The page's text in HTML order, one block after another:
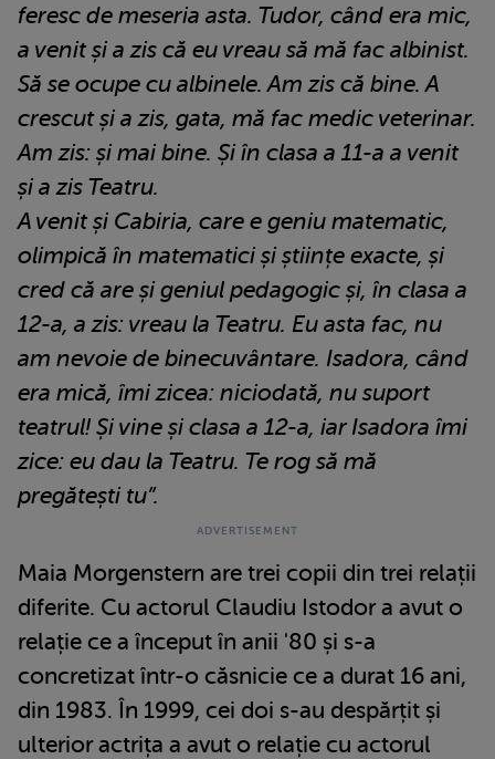
feresc de meseria asta. Tudor, când era mic,
a venit și a zis că eu vreau să mă fac albinist.
Să se ocupe cu albinele. Am zis că bine. A
crescut și a zis, gata, mă fac medic veterinar.
Am zis: și mai bine. Și în clasa a 11-a a venit
și a zis Teatru.
A venit și Cabiria, care e geniu matematic,
olimpică în matematici și științe exacte, și
cred că are și geniul pedagogic și, în clasa a
12-a, a zis: vreau la Teatru. Eu asta fac, nu
am nevoie de binecuvântare. Isadora, când
era mică, îmi zicea: niciodată, nu suport
teatrul! Și vine și clasa a 12-a, iar Isadora îmi
zice: eu dau la Teatru. Te rog să mă
pregătești tu”.
Maia Morgenstern are trei copii din trei relații
diferite. Cu actorul Claudiu Istodor a avut o
relație ce a început în anii '80 și s-a
concretizat într-o căsnicie ce a durat 16 ani,
din 1983. În 1999, cei doi s-au despărțit și
ulterior actrița a avut o relație cu actorul